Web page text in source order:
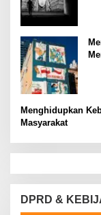
Menghidupkan
Masyarakat
DPRD &